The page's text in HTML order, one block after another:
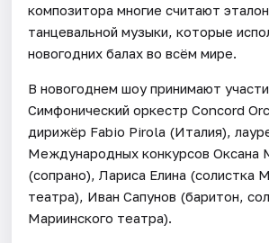
композитора многие считают
танцевальной музыки, которые
новогодних балах во всём мире.
В новогоднем шоу принимают
Симфонический оркестр Concord
дирижёр Fabio Pirola (Италия),
Международных конкурсов Оксана
(сопрано), Лариса Елина (солистка
театра), Иван Сапунов (баритон,
Мариинского театра).